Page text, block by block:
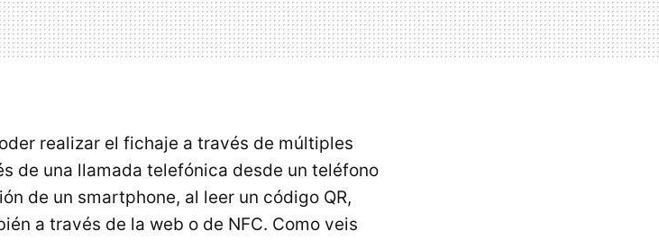
realizar el fichaje a través de múltiples
de una llamada telefónica desde un teléfono
de un smartphone, al leer un código QR,
a través de la web o de NFC. Como veis